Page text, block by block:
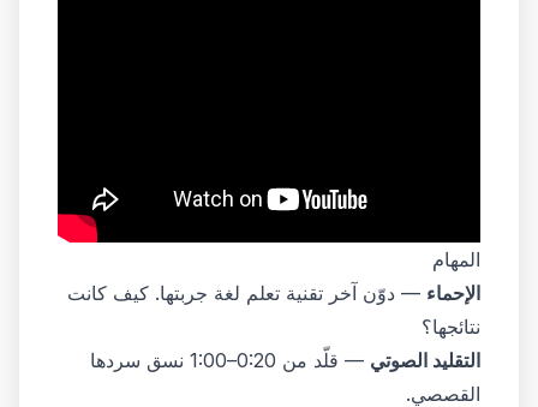
المهام
الإحماء — دوّن آخر تقنية تعلم لغة جربتها. كيف كانت
نتائجها؟
التقليد الصوتي
— قلّد من 0:20–1:00 نسق سردها
القصصي.